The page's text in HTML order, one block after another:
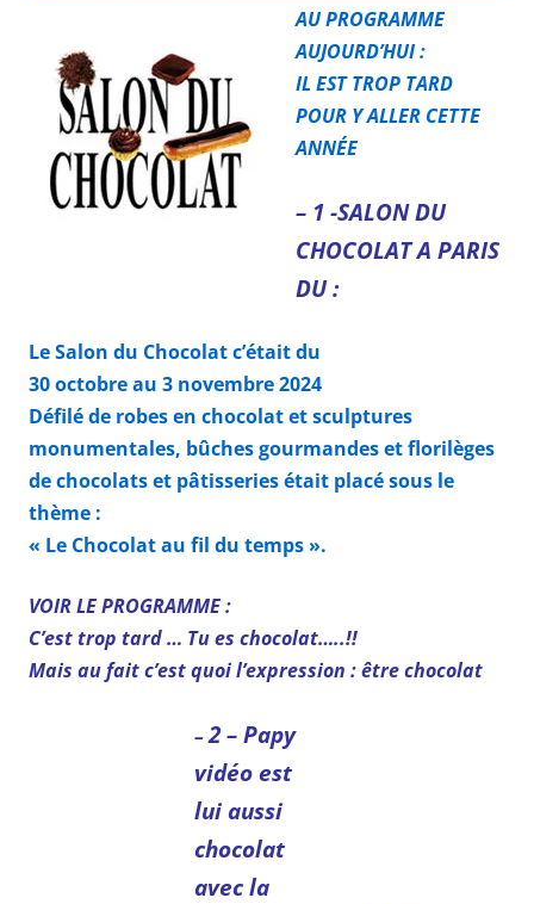
AUPROGRAMME
AUJOURD’HUI :
IL EST TROP TARD
POUR Y ALLER CETTE
ANNÉE
– 1 -SALON DU
CHOCOLAT A PARIS
DU :
Le Salon du Chocolat c’était du
30 octobre au 3 novembre 2024
Défilé de robes en chocolat et sculptures
monumentales, bûches gourmandes et florilèges
de chocolats et pâtisseries était placé sous le
thème :
« Le Chocolat au fil du temps ».
VOIR LE PROGRAMME :
C’est trop tard … Tu es chocolat…..!!
Mais au fait c’est quoi l’expression :être chocolat
–2 – Papy
vidéo est
lui aussi
chocolat
avec la